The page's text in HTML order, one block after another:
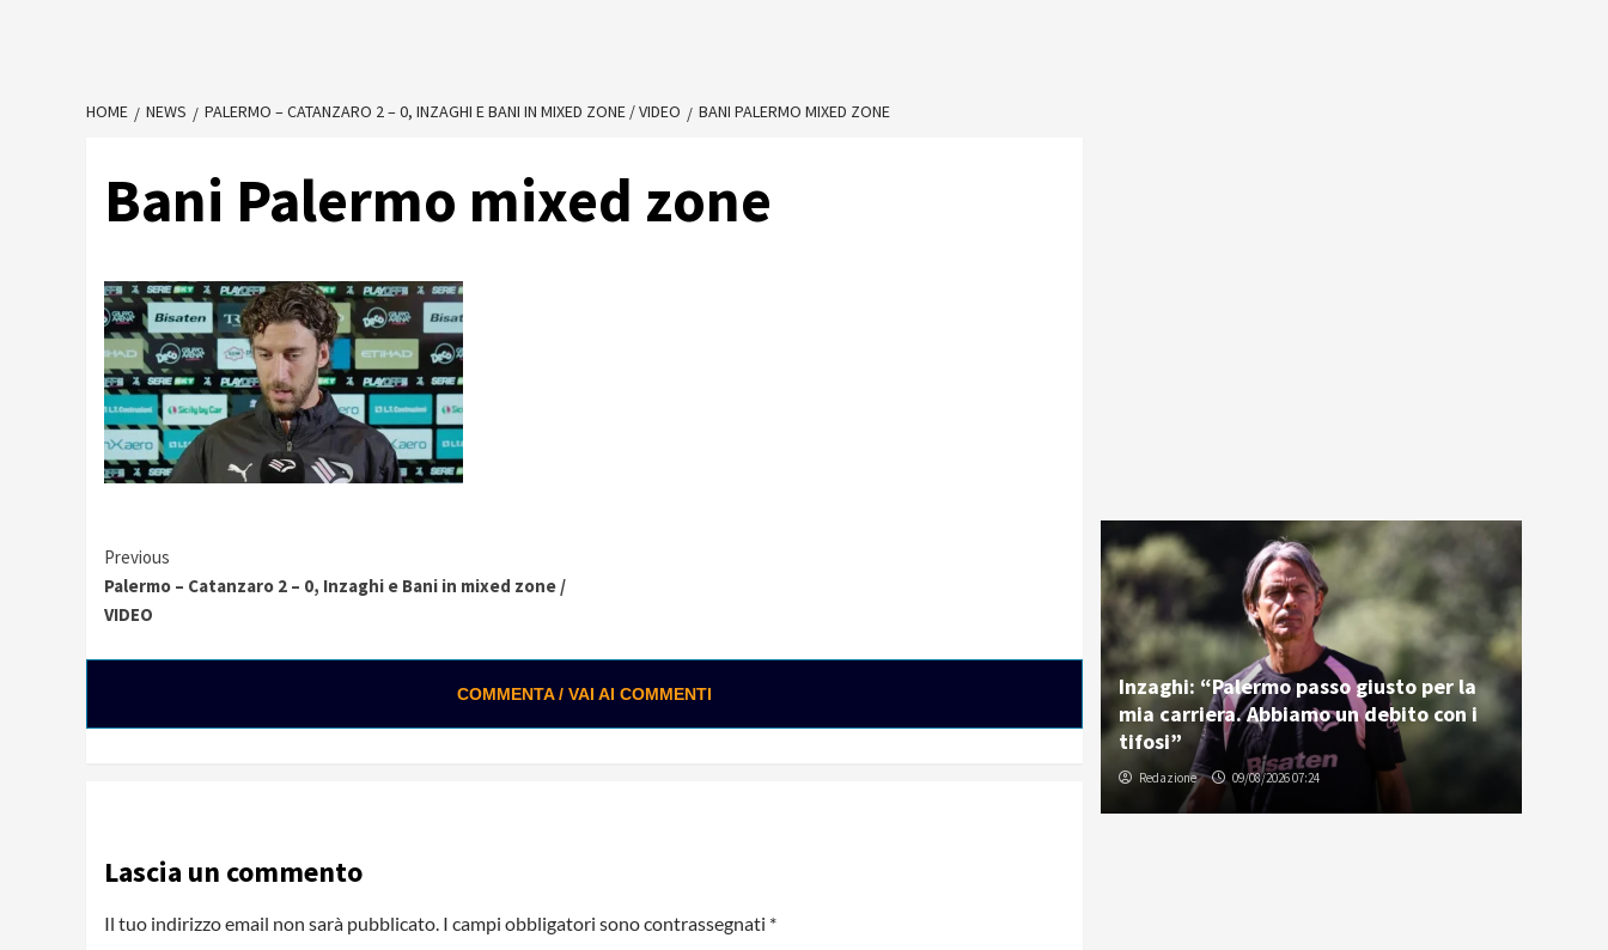
HOME NEWS PALERMO – CATANZARO 2 – 0, INZAGHI E BANI IN MIXED ZONE / VIDEO BANI PALERMO MIXED ZONE
Bani Palermo mixed zone
Continue
Reading
Previous
Palermo – Catanzaro 2 – 0, Inzaghi e Bani in mixed zone /
VIDEO
COMMENTA / VAI AI COMMENTI
Lascia un commento
Il tuo indirizzo email non sarà pubblicato. I campi obbligatori sono contrassegnati *
Inzaghi: “Palermo passo giusto per la
mia carriera. Abbiamo un debito con i
tifosi”
Redazione 09/08/2026 07:24